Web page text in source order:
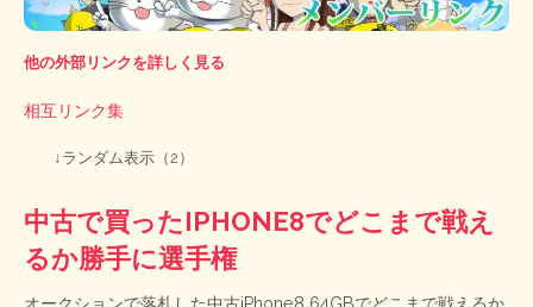
他の外部リンクを詳しく見る
相互リンク集
↓ランダム表示（2）
中古で買ったIPHONE8でどこまで戦え
るか勝手に選手権
オークションで落札した中古iPhone8 64GBでどこまで戦えるか